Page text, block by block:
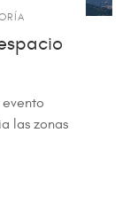
las zonas